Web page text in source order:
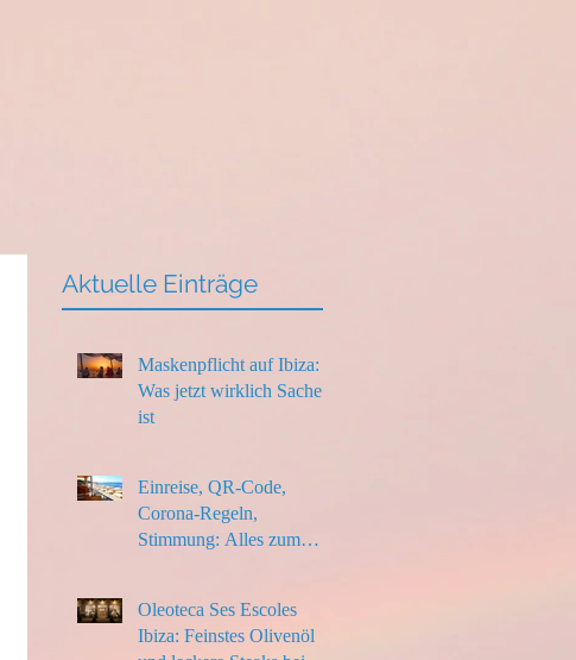
Aktuelle Einträge
Maskenpflicht auf Ibiza:
Was jetzt wirklich Sache
ist
Einreise, QR-Code,
Corona-Regeln,
Stimmung: Alles zum
Oleoteca Ses Escoles
Ibiza: Feinstes Olivenöl